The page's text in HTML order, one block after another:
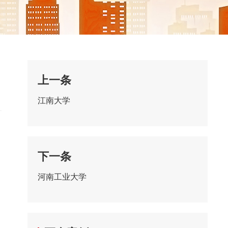
上一条
江南大学
下一条
河南工业大学